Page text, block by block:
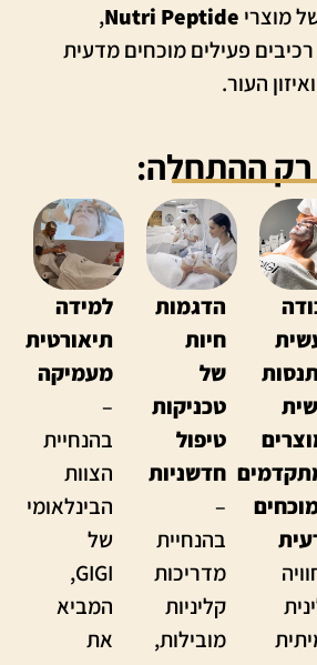
מוצרי Nutri Peptide
,
פעילים מוכחים מדעית
העור.
רק ההתחלה:
למידה
תיאורטית
מעמיקה
–
בהנחיית
הצוות
הבינלאומי
של
GIGI,
המביא
את
הדגמות
חיות
של
טכניקות
טיפול
חדשניות
–
בהנחיית
מדריכות
קליניות
מובילות,